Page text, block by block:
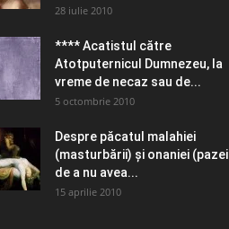
28 iulie 2010
**** Acatistul către
Atotputernicul Dumnezeu, la
vreme de necaz sau de...
5 octombrie 2010
Despre păcatul malahiei
(masturbării) şi onaniei (pazei
de a nu avea...
15 aprilie 2010